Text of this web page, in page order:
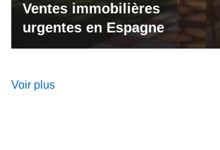
Ventes immobilières
urgentes en Espagne
Voir plus